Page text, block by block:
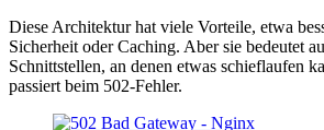
Diese Architektur hat viele Vorteile, etwa
Sicherheit oder Caching. Aber sie bedeutet
Schnittstellen, an denen etwas schieflaufen
passiert beim 502-Fehler.